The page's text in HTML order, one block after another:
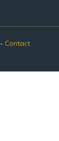
- Contact